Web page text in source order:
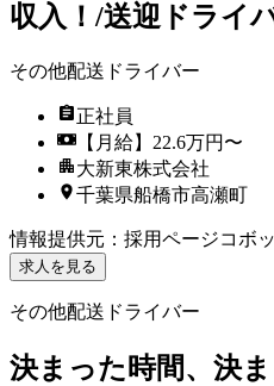
収入！/送迎ドライ
その他配送ドライバー
正社員
【月給】22.6万円〜
大新東株式会社
千葉県船橋市高瀬町
情報提供元 ： 採用ページコボ
求人を見る
その他配送ドライバー
決まった時間、決